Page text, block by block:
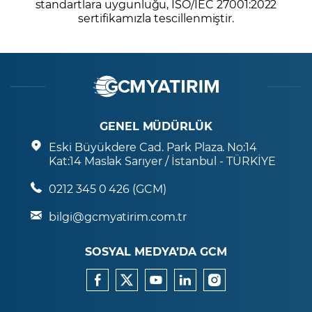
standartlara uygunluğu, ISO/IEC 27001:2022
sertifikamızla tescillenmiştir.
GENEL MÜDÜRLÜK
Eski Büyükdere Cad. Park Plaza. No:14
Kat:14 Maslak Sarıyer / İstanbul - TÜRKİYE
0212 345 0 426 (GCM)
bilgi@gcmyatirim.com.tr
SOSYAL MEDYA’DA GCM